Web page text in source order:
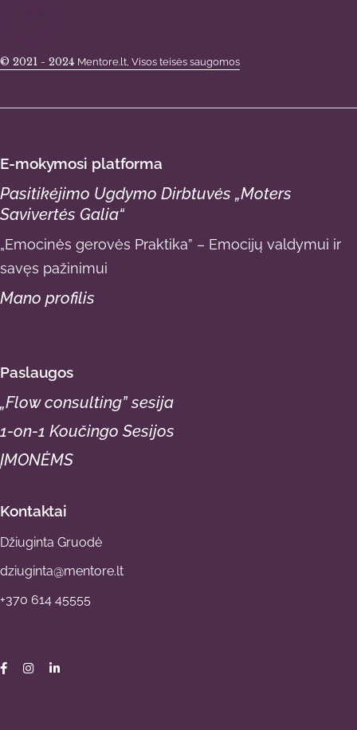
© 2021 - 2024 Mentore.lt, Visos teisės saugomos
E-mokymosi platforma
Pasitikėjimo Ugdymo Dirbtuvės „Moters
Savivertės Galia“
„Emocinės gerovės Praktika” – Emocijų valdymui ir
savęs pažinimui
Mano profilis
Paslaugos
„Flow consulting” sesija
1-on-1 Koučingo Sesijos
ĮMONĖMS
Kontaktai
Džiuginta Gruodė
dziuginta@mentore.lt
+370 614 45555